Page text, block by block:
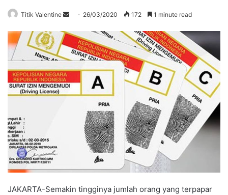
Titik Valentine
Send
email
26/03/2020 172 1 minute read
JAKARTA-Semakin tingginya jumlah orang yang terpapar